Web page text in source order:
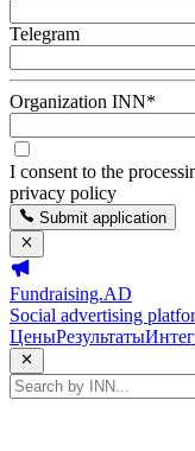
Telegram
Organization INN*
I consent to the
privacy policy
Submit application
Fundraising.AD
Social advertising
ЦеныРезультаты